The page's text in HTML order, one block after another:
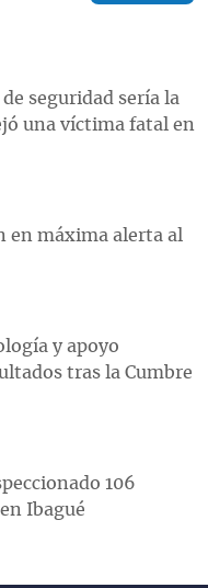
seguridad sería la
una víctima fatal en
en máxima alerta al
y apoyo
tras la Cumbre
106
Ibagué